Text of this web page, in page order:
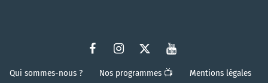
Qui sommes-nous ? Nos programmes 📺
Mentions légales